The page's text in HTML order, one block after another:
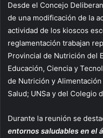
Desde el Concejo
de una modificación de la
actividad de los kioscos
reglamentación trabajan
Provincial de Nutrición del
Educación, Ciencia y
de Nutrición y
Salud; UNSa y del Colegio
Durante la reunión se
entornos saludables en el